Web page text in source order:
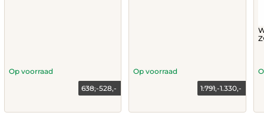
528,-
Current
638,-
Original
Op voorraad
1.791,-1.330,-
Op voorraad
This